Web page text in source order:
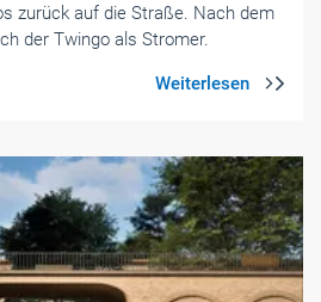
zurück auf die Straße. Nach dem
der Twingo als Stromer.